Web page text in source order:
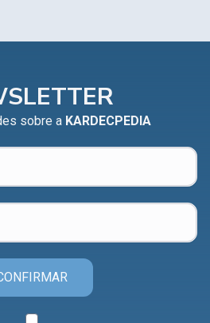
sobre a KARDECPEDIA